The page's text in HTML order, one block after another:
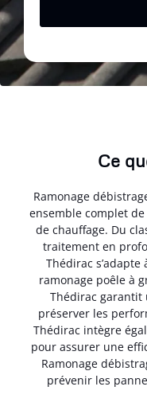
Ce
Ramonage
ensemble complet
de chauffage. Du
traitement en
Thédirac
ramonage poêle à
Thédirac
préserver les
Thédirac intègre
pour assurer une
Ramonage
prévenir les